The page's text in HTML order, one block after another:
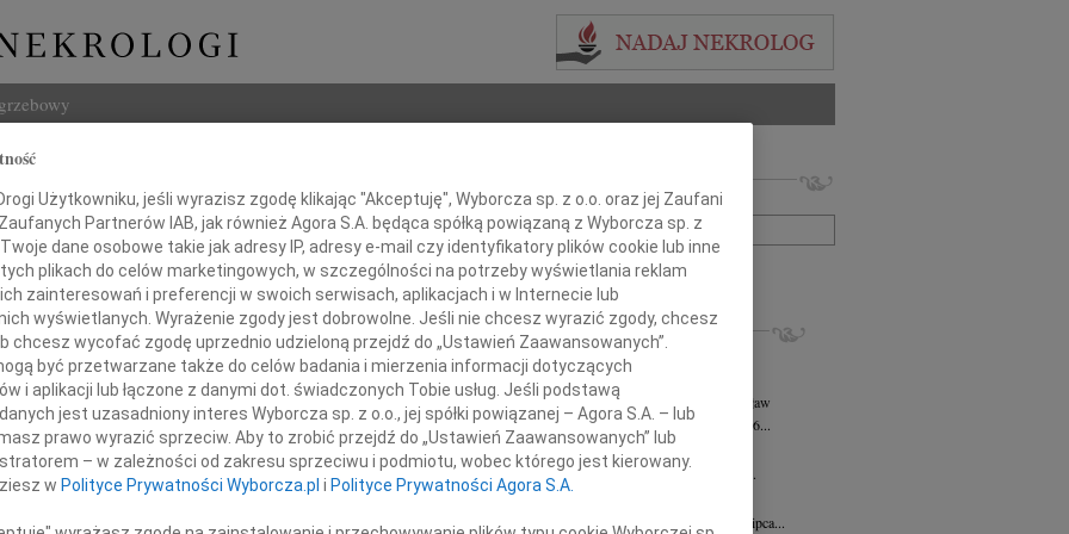
Chromicki
długiej chorobie zmarł
Imię i nazwisko lub numer ogłoszenia:
+ szukanie zaawansowane
INNE NEKROLOGI
Hubert Mordawski 06.08.2026
Nie mów nic: już uleciałem w taką...
Halina Hanna Kościelniak
Wrocław
Halina Hanna Kościelniak Zmarła 30.06.2026...
Henryk Brutkowski 30.07.2026
Na zawsze pozostanie w naszych sercach Z...
Piotr Olichwer
Z głębokim żalem zawiadamiamy, że dnia 7 lipca...
Użytkowniku, jeśli wyrazisz zgodę klikając "Akceptuję", Wyborcza sp. z o.o. oraz jej Zaufani
Partnerów IAB, jak również Agora S.A. będąca spółką powiązaną z Wyborcza sp. z
dane osobowe takie jak adresy IP, adresy e-mail czy identyfikatory plików cookie lub inne
plikach do celów marketingowych, w szczególności na potrzeby wyświetlania reklam
zainteresowań i preferencji w swoich serwisach, aplikacjach i w Internecie lub
wyświetlanych. Wyrażenie zgody jest dobrowolne. Jeśli nie chcesz wyrazić zgody, chcesz
chcesz wycofać zgodę uprzednio udzieloną przejdź do „Ustawień Zaawansowanych”.
być przetwarzane także do celów badania i mierzenia informacji dotyczących
i aplikacji lub łączone z danymi dot. świadczonych Tobie usług. Jeśli podstawą
jest uzasadniony interes Wyborcza sp. z o.o., jej spółki powiązanej – Agora S.A. – lub
prawo wyrazić sprzeciw. Aby to zrobić przejdź do „Ustawień Zaawansowanych” lub
– w zależności od zakresu sprzeciwu i podmiotu, wobec którego jest kierowany.
w Polityce Prywatności Wyborcza.pl i Polityce Prywatności Agora S.A.